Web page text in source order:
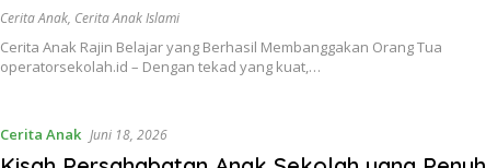
Cerita Anak, Cerita Anak Islami
Cerita Anak Rajin Belajar yang Berhasil Membanggakan Orang Tua
operatorsekolah.id – Dengan tekad yang kuat,…
Cerita Anak Juni 18, 2026